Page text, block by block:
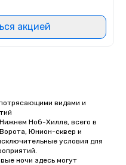
акцией
видами и
Ноб-Хилле, всего в
Юнион-сквер и
условия для
ночи здесь могут